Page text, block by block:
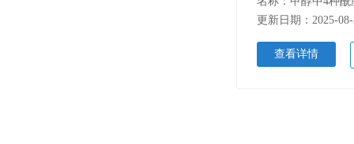
更新日期：2025-
查看详情